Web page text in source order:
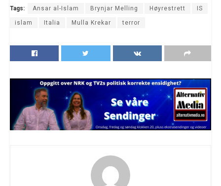
Tags: Ansar al-Islam Brynjar Melling Høyrestrett IS
islam Italia Mulla Krekar terror